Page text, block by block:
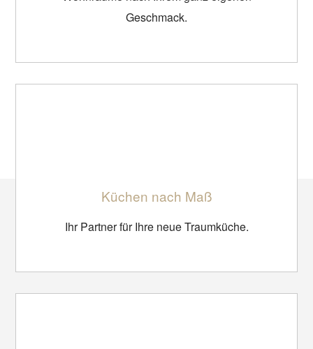
Geschmack.
Küchen nach Maß
Ihr Partner für Ihre neue Traumküche.